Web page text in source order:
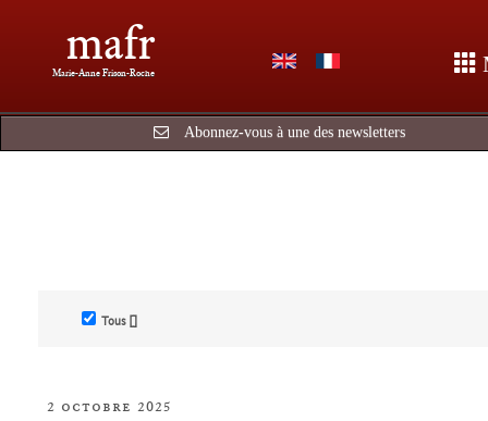
mafr
Marie-Anne Frison-Roche
Abonnez-vous à une des newsletters
Tous []
2 octobre 2025